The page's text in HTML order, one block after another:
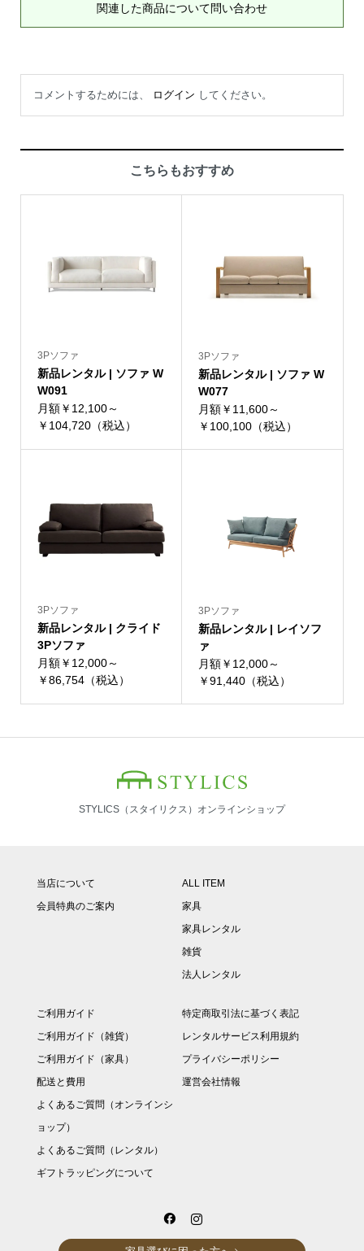
関連した商品について問い合わせ
コメントするためには、 ログイン してください。
こちらもおすすめ
3Pソファ
新品レンタル | ソファ W
W091
月額￥12,100～
￥104,720（税込）
3Pソファ
新品レンタル | ソファ W
W077
月額￥11,600～
￥100,100（税込）
3Pソファ
新品レンタル | クライド
3Pソファ
月額￥12,000～
￥86,754（税込）
3Pソファ
新品レンタル | レイソフ
ァ
月額￥12,000～
￥91,440（税込）
STYLICS（スタイリクス）オンラインショップ
当店について
会員特典のご案内
ALL ITEM
家具
家具レンタル
雑貨
法人レンタル
ご利用ガイド
ご利用ガイド（雑貨）
ご利用ガイド（家具）
配送と費用
よくあるご質問（オンラインシ
ョップ）
よくあるご質問（レンタル）
ギフトラッピングについて
特定商取引法に基づく表記
レンタルサービス利用規約
プライバシーポリシー
運営会社情報